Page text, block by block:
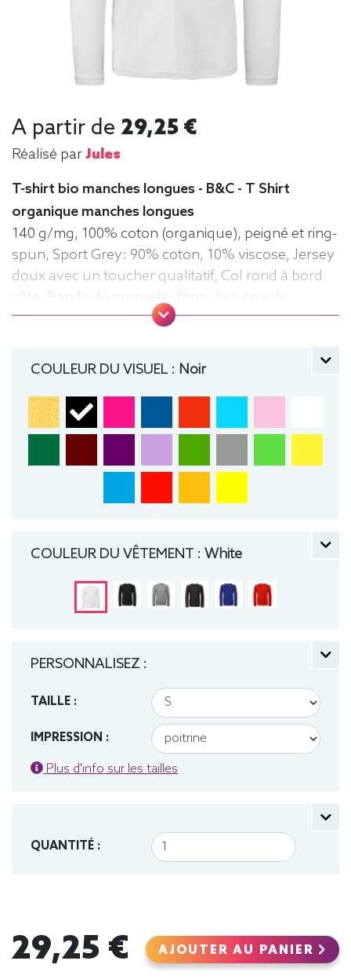
A partir de 29,25 €
Réalisé parJules
T-shirt bio manches longues - B&C - T Shirt
organique manches longues
140 g/mg, 100% coton (organique), peigné et ring-
spun, Sport Grey: 90% coton, 10% viscose, Jersey
doux avec un toucher qualitatif, Col rond à bord
côte, Bande de propreté d'épaule à épaule,
Coutures latérales, puce de taille, Lavable jusqu'à
Léger, Homme, Col rond, Bio / Organic, B&C
COULEUR DU VISUEL : Noir
COULEUR DU VÊTEMENT : White
PERSONNALISEZ :
TAILLE :
IMPRESSION :
Plus d'info sur les tailles
QUANTITÉ :
29,25 € AJOUTER AU PANIER